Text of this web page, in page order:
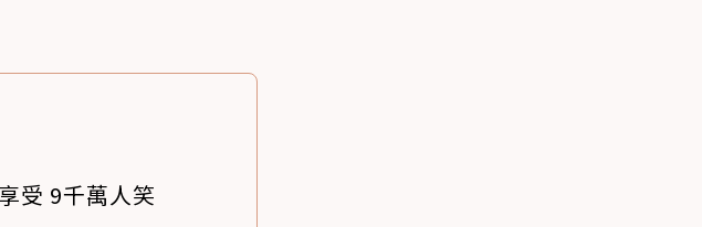
受 9千萬人笑